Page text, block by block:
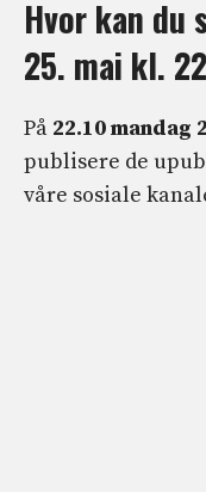
Hvor kan du
25. mai kl.
På 22.10 mandag
publisere de
våre sosiale